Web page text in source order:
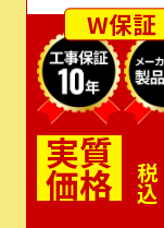
W保証
実質
価格 税込